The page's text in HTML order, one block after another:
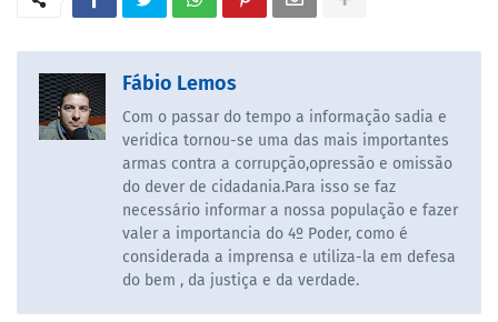
Fábio Lemos
Com o passar do tempo a informação sadia e
veridica tornou-se uma das mais importantes
armas contra a corrupção,opressão e omissão
do dever de cidadania.Para isso se faz
necessário informar a nossa população e fazer
valer a importancia do 4º Poder, como é
considerada a imprensa e utiliza-la em defesa
do bem , da justiça e da verdade.